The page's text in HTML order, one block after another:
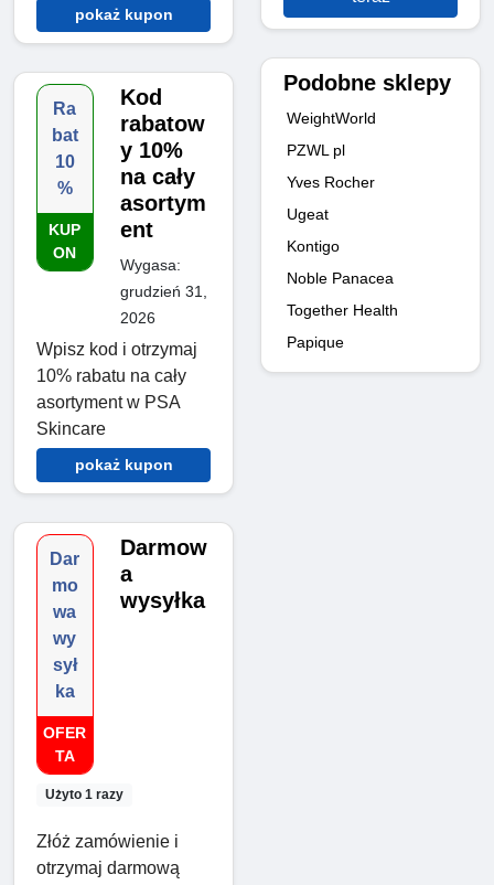
pokaż kupon
Ra
bat
10
%
KUP
ON
Kod
rabatow
y 10%
na cały
asortym
ent
Wygasa:
grudzień 31,
2026
Wpisz kod i otrzymaj
10% rabatu na cały
asortyment w PSA
Skincare
pokaż kupon
Dar
mo
wa
wy
sył
ka
OFER
TA
Użyto 1 razy
Darmow
a
wysyłka
Złóż zamówienie i
otrzymaj darmową
Podobne sklepy
WeightWorld
PZWL pl
Yves Rocher
Ugeat
Kontigo
Noble Panacea
Together Health
Papique